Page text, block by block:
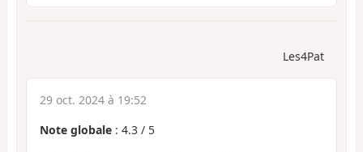
Les4Pat
29 oct. 2024 à 19:52
Note globale : 4.3 / 5